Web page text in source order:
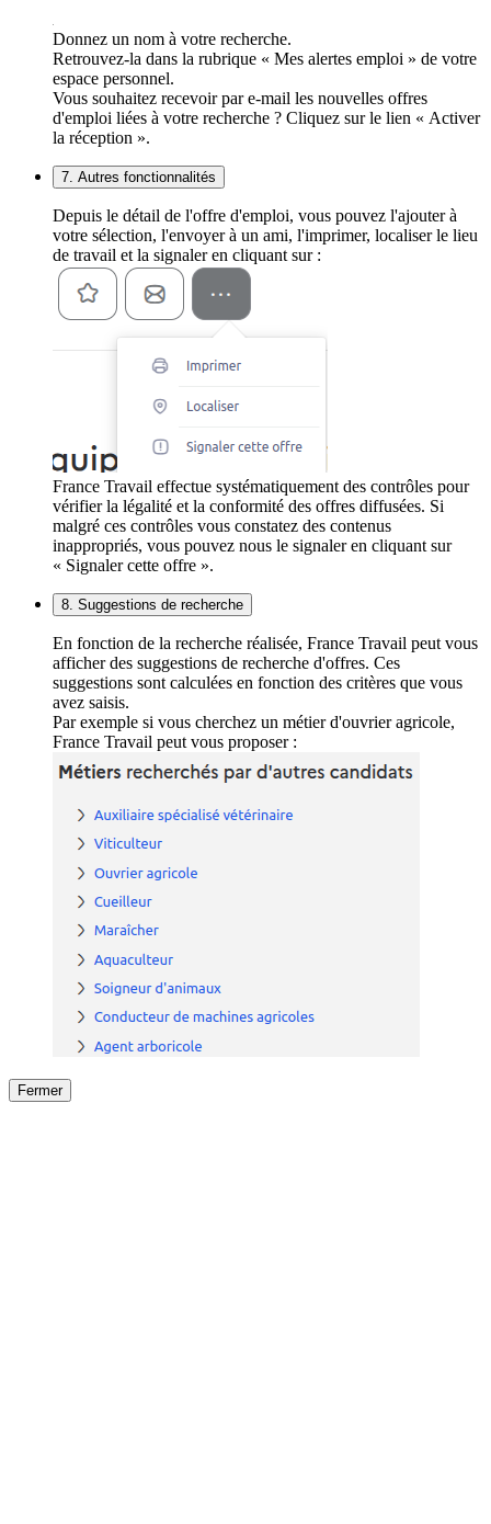
Donnez un nom à votre recherche.
Retrouvez-la dans la rubrique « Mes alertes emploi » de votre
espace personnel.
Vous souhaitez recevoir par e-mail les nouvelles offres
d'emploi liées à votre recherche ? Cliquez sur le lien « Activer
la réception ».
7. Autres fonctionnalités
Depuis le détail de l'offre d'emploi, vous pouvez l'ajouter à
votre sélection, l'envoyer à un ami, l'imprimer, localiser le lieu
de travail et la signaler en cliquant sur :
France Travail effectue systématiquement des contrôles pour
vérifier la légalité et la conformité des offres diffusées. Si
malgré ces contrôles vous constatez des contenus
inappropriés, vous pouvez nous le signaler en cliquant sur
« Signaler cette offre ».
8. Suggestions de recherche
En fonction de la recherche réalisée, France Travail peut vous
afficher des suggestions de recherche d'offres. Ces
suggestions sont calculées en fonction des critères que vous
avez saisis.
Par exemple si vous cherchez un métier d'ouvrier agricole,
France Travail peut vous proposer :
Fermer